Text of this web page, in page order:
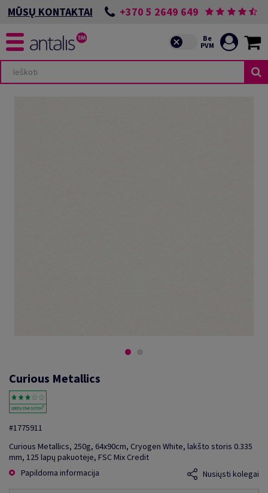
MŪSŲ KONTAKTAI +370 5 2649 649
Curious Metallics
#1775911
Curious Metallics, 250g, 64x90cm, Cryogen White, lakšto storis 0.335
mm, 125 lapų pakuotėje, FSC Mix Credit
Papildoma informacija
Nusiųsti kolegai